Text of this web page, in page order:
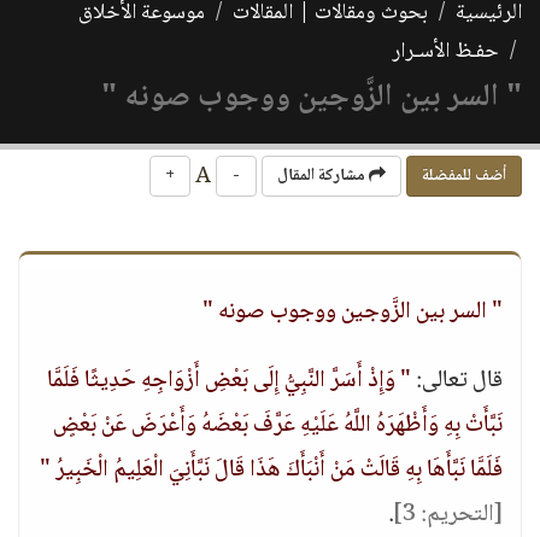
الرئيسية بحوث ومقالات | المقالات
موسوعة الأخلاق
حفـظ الأسـرار
" السر بين الزَّوجين ووجوب صونه "
أضف للمفضلة مشاركة المقال -
+
" السر بين الزَّوجين ووجوب صونه "
قال تعالى:" وَإِذْ أَسَرَّ النَّبِيُّ إِلَى بَعْضِ أَزْوَاجِهِ حَدِيثًا فَلَمَّا
نَبَّأَتْ بِهِ وَأَظْهَرَهُ اللَّهُ عَلَيْهِ عَرَّفَ بَعْضَهُ وَأَعْرَضَ عَنْ بَعْضٍ
فَلَمَّا نَبَّأَهَا بِهِ قَالَتْ مَنْ أَنْبَأَكَ هَذَا قَالَ نَبَّأَنِيَ الْعَلِيمُ الْخَبِيرُ "
[التحريم: 3]
.